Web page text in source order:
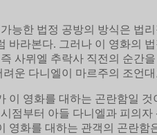
한 법정 공방의 방식은 법
라본다. 그러나 이 영화의
사뮈엘 추락사 직전의 순간
운 다니엘이 마르주의 조언
영화를 대하는 곤란함일
부터 아들 다니엘과 피의
영화를 대하는 관객의 곤란함